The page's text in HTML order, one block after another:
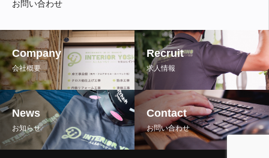
お問い合わせ
Company
会社概要
Recruit
求人情報
News
お知らせ
Contact
お問い合わせ